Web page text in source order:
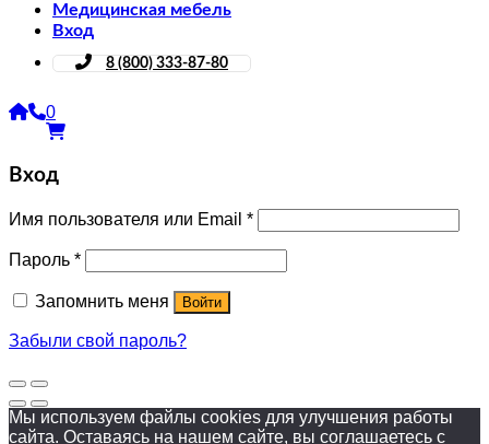
Медицинская мебель
Вход
8 (800) 333-87-80
0
Вход
Имя пользователя или Email *
Пароль *
Запомнить меня Войти
Забыли свой пароль?
Мы используем файлы cookies для улучшения работы
сайта. Оставаясь на нашем сайте, вы соглашаетесь с